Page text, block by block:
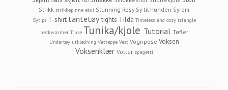
Strikk strikkepinne etui Stunning Rosy Sy til hunden Syrom
Sytips T-shirt tantetøy tights Tilda Timeless and cozy triangle
neckwarmer Truse Tunika/kjole Tutorial Tøfler
Undertøy utkledning Vatteppe Vest Vognpose Voksen
Voksenklær Votter zpagetti